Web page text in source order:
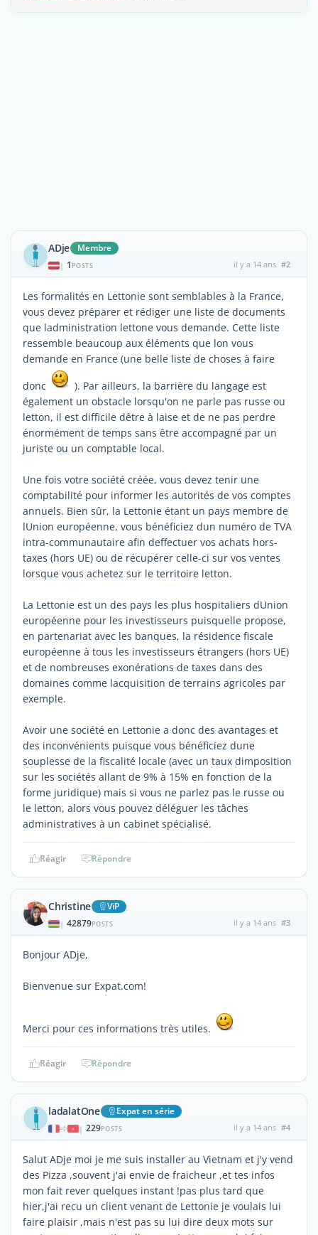
ADje Membre
| 1 POSTS il y a 14 ans #2
Les formalités en Lettonie sont semblables à la France,
vous devez préparer et rédiger une liste de documents
que ladministration lettone vous demande. Cette liste
ressemble beaucoup aux éléments que lon vous
demande en France (une belle liste de choses à faire
donc
). Par ailleurs, la barrière du langage est
également un obstacle lorsqu'on ne parle pas russe ou
letton, il est difficile dêtre à laise et de ne pas perdre
énormément de temps sans être accompagné par un
juriste ou un comptable local.
Une fois votre société créée, vous devez tenir une
comptabilité pour informer les autorités de vos comptes
annuels. Bien sûr, la Lettonie étant un pays membre de
lUnion européenne, vous bénéficiez dun numéro de TVA
intra-communautaire afin deffectuer vos achats hors-
taxes (hors UE) ou de récupérer celle-ci sur vos ventes
lorsque vous achetez sur le territoire letton.
La Lettonie est un des pays les plus hospitaliers dUnion
européenne pour les investisseurs puisquelle propose,
en partenariat avec les banques, la résidence fiscale
européenne à tous les investisseurs étrangers (hors UE)
et de nombreuses exonérations de taxes dans des
domaines comme lacquisition de terrains agricoles par
exemple.
Avoir une société en Lettonie a donc des avantages et
des inconvénients puisque vous bénéficiez dune
souplesse de la fiscalité locale (avec un taux dimposition
sur les sociétés allant de 9% à 15% en fonction de la
forme juridique) mais si vous ne parlez pas le russe ou
le letton, alors vous pouvez déléguer les tâches
administratives à un cabinet spécialisé.
Réagir Répondre
Christine ViP
| 42879POSTS il y a 14 ans #3
Bonjour ADje,
Bienvenue sur Expat.com!
Merci pour ces informations très utiles.
Réagir Répondre
ladalatOne Expat en série
| 229POSTS il y a 14 ans #4
Salut ADje moi je me suis installer au Vietnam et j'y vend
des Pizza ,souvent j'ai envie de fraicheur ,et tes infos
mon fait rever quelques instant !pas plus tard que
hier,j'ai recu un client venant de Lettonie je voulais lui
faire plaisir ,mais n'est pas su lui dire deux mots sur